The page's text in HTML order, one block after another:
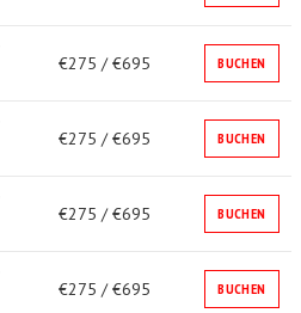
€275 / €695 BUCHEN
€275 / €695 BUCHEN
€275 / €695 BUCHEN
€275 / €695 BUCHEN